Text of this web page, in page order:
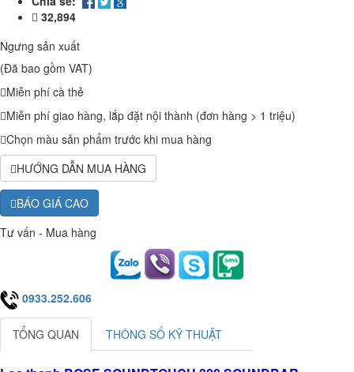
32,894
Ngưng sản xuất
(Đã bao gồm VAT)
Miễn phí cà thẻ
Miễn phí giao hàng, lắp đặt nội thành (đơn hàng > 1 triệu)
Chọn màu sản phẩm trước khi mua hàng
HƯỚNG DẪN MUA HÀNG
BÁO GIÁ CAO
Tư vấn - Mua hàng
0933.252.606
TỔNG QUAN THÔNG SỐ KỸ THUẬT